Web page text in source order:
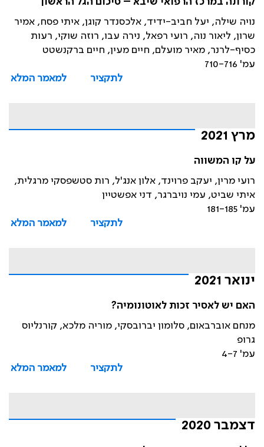
נויה שילה, יעל חביב-ידיד, אלכסנדר קוגן, איתי פסח, אמיר
שרון, ליאור נוה, רועי רפאל, נירה עבו, רוזה שוקי, רעות
כסיף-לרנר, מאיר מועלם, חיים מעין, חיים ברקנשטט
עמ' 710-716
לתקציר
למאמר המלא
מרץ 2021
על קו המשווה
רועי מרין, יעקב פרוינד, אלון אנג'ל, רות סטשפסקי מרגלית,
איתי שביט, עמי נויברגר, דני אפשטיין
עמ' 181-185
לתקציר
למאמר המלא
ינואר 2021
האם יש לאסיר זכות לאוטונומיה?
מנחם אוברבאום, סלומון יברובסקי, מוריה מלכא, קורנליוס
גרופ
עמ' 4-7
לתקציר
למאמר המלא
דצמבר 2020